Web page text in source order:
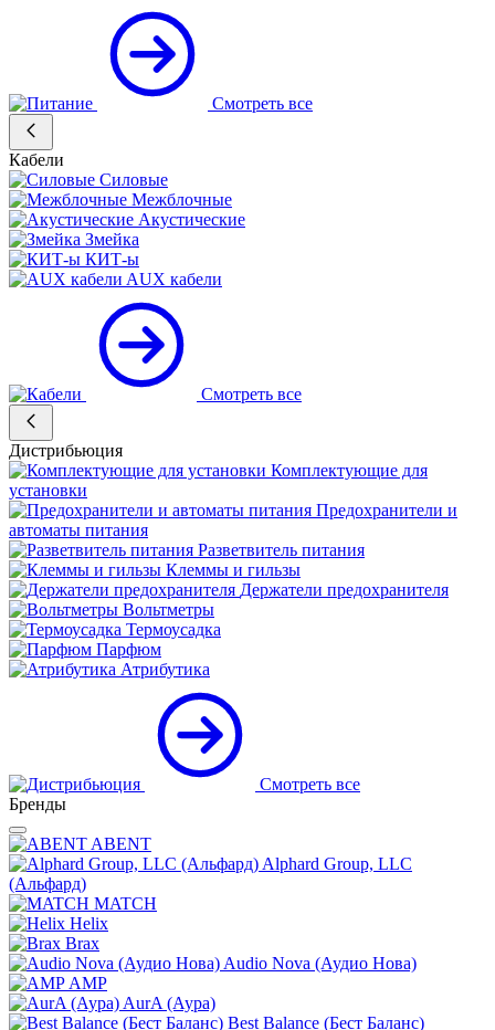
Смотреть все
Кабели
Силовые
Межблочные
Акустические
Змейка
КИТ-ы
AUX кабели
Смотреть все
Дистрибьюция
Комплектующие для
установки
Предохранители и
автоматы питания
Разветвитель питания
Клеммы и гильзы
Держатели предохранителя
Вольтметры
Термоусадка
Парфюм
Атрибутика
Смотреть все
Бренды
ABENT
Alphard Group, LLC
(Альфард)
MATCH
Helix
Brax
Audio Nova (Аудио Нова)
AMP
AurA (Аура)
Best Balance (Бест Баланс)